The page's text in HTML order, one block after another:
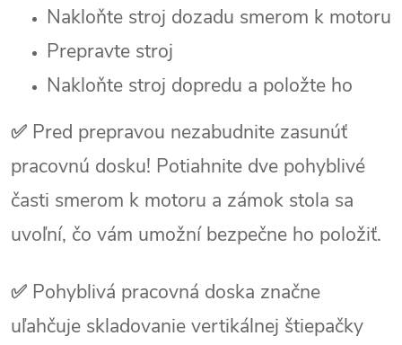
Nakloňte stroj dozadu smerom k motoru
Prepravte stroj
Nakloňte stroj dopredu a položte ho
✅ Pred prepravou nezabudnite zasunúť
pracovnú dosku! Potiahnite dve pohyblivé
časti smerom k motoru a zámok stola sa
uvoľní, čo vám umožní bezpečne ho položiť.
✅ Pohyblivá pracovná doska značne
uľahčuje skladovanie vertikálnej štiepačky